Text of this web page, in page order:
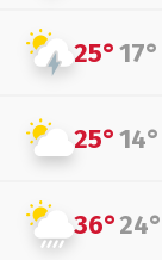
25°17°
25°14°
36°24°